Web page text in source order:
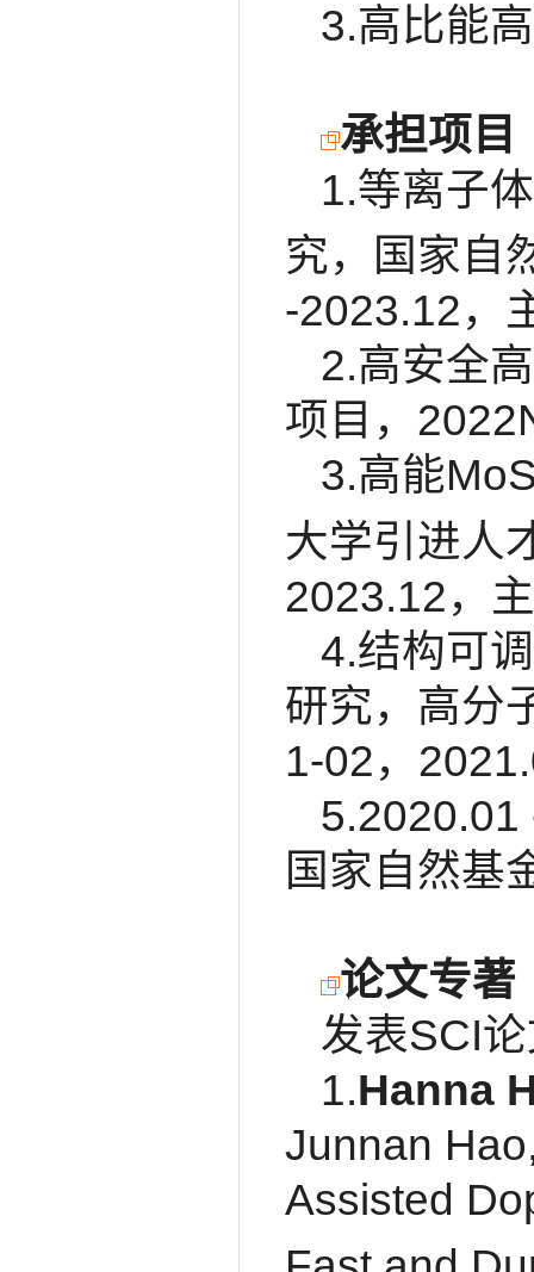
3.高比能
承担项目
1.等离子
究，国家自
-2023.12，
2.高安全
项目，
3.高能
大学引进人
2023.12，
4.结构可
研究，高分
1-02，
5.2020.01
国家自然基
论文专著
发表SCI
1.Hanna
Junnan
Assisted